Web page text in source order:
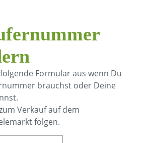
Formular aus wenn Du
brauchst oder Deine
Verkauf auf dem
folgen.